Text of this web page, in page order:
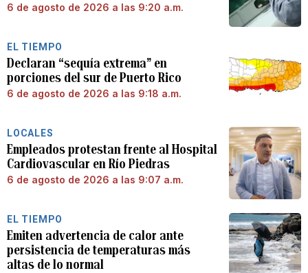
6 de agosto de 2026 a las 9:20 a.m.
EL TIEMPO
Declaran “sequía extrema” en
porciones del sur de Puerto Rico
6 de agosto de 2026 a las 9:18 a.m.
LOCALES
Empleados protestan frente al Hospital
Cardiovascular en Río Piedras
6 de agosto de 2026 a las 9:07 a.m.
EL TIEMPO
Emiten advertencia de calor ante
persistencia de temperaturas más
altas de lo normal